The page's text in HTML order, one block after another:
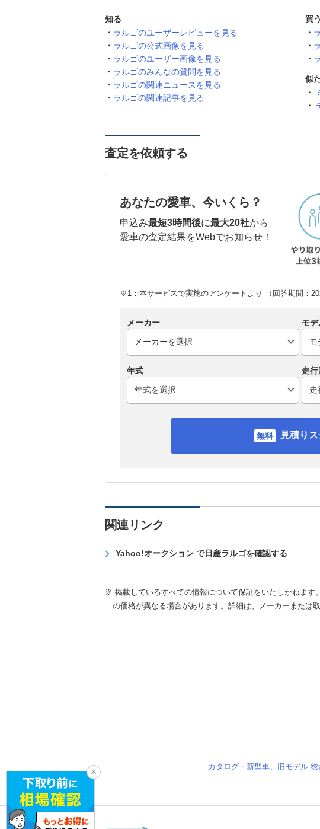
知る
ラルゴのユーザーレビューを見る
ラルゴの公式画像を見る
ラルゴのユーザー画像を見る
ラルゴのみんなの質問を見る
ラルゴの関連ニュースを見る
ラルゴの関連記事を見る
買
似
査定を依頼する
あなたの愛車、今いくら？
申込み最短3時間後に最大20社から
愛車の査定結果をWebでお知らせ！
※1：本サービスで実施のアンケートより （回答期間：
メーカー モデ
年式 走
見積り
関連リンク
Yahoo!オークション で日産ラルゴを確認する
※ 掲載しているすべての情報について保証をいたしかねます
の価格が異なる場合があります。詳細は、メーカーまたは
カタログ－新型車、旧モデル